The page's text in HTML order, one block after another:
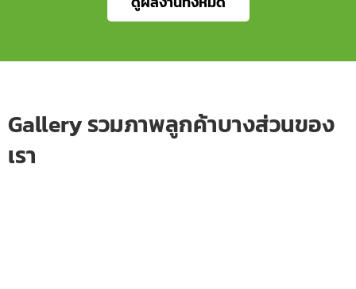
Gallery รวมภาพลูกค้าบางส่วนของ
เรา